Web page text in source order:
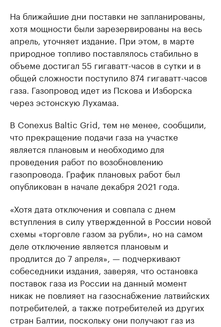
На ближайшие дни поставки не запланированы,
хотя мощности были зарезервированы на весь
апрель, уточняет издание. При этом, в марте
природное топливо поставлялось стабильно в
объеме достигал 55 гигаватт-часов в сутки и в
общей сложности поступило 874 гигаватт-часов
газа. Газопровод идет из Пскова и Изборска
через эстонскую Лухамаа.
В Conexus Baltic Grid, тем не менее, сообщили,
что прекращение подачи газа на участке
является плановым и необходимо для
проведения работ по возобновлению
газопровода. График плановых работ был
опубликован в начале декабря 2021 года.
«Хотя дата отключения и совпала с днем
вступления в силу утвержденной в России новой
схемы «торговле газом за рубли», но на самом
деле отключение является плановым и
продлится до 7 апреля», — подчеркивают
собеседники издания, заверяя, что остановка
поставок газа из России на данный момент
никак не повлияет на газоснабжение латвийских
потребителей, а также потребителей из других
стран Балтии, поскольку они получают газ из